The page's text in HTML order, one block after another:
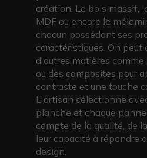
création. Le bois massif,
MDF ou encore le
chacun possédant ses
caractéristiques. On peut
d'autres matières comme
ou des composites pour
contraste et une touche
L'artisan sélectionne
planche et chaque
compte de la qualité, de
leur capacité à répondre
design.